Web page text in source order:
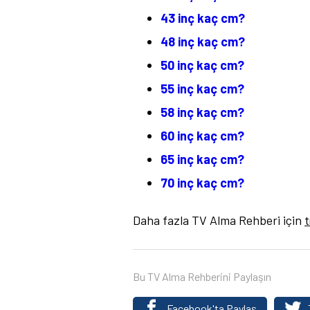
43 inç kaç cm?
48 inç kaç cm?
50 inç kaç cm?
55 inç kaç cm?
58 inç kaç cm?
60 inç kaç cm?
65 inç kaç cm?
70 inç kaç cm?
Daha fazla TV Alma Rehberi için
Bu TV Alma Rehberini Paylaşın